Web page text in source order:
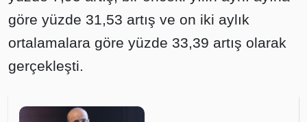
göre yüzde 31,53 artış ve on iki aylık
ortalamalara göre yüzde 33,39 artış olarak
gerçekleşti.